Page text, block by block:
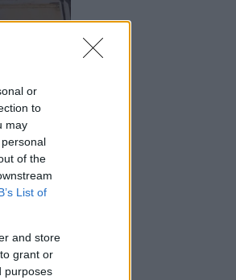
or
to
may
of the
List of
and store
grant or
purposes
14